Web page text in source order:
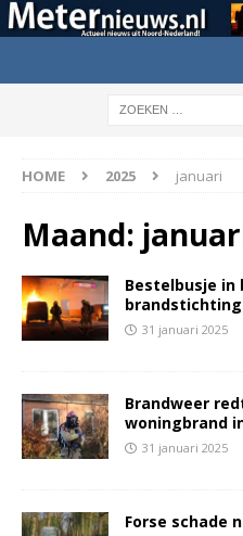
HOME 2025 januari
Maand:
Bestelbusje in
brandstichting
31 januari 2025
Brandweer
woningbrand
31 januari 2025
Forse schade